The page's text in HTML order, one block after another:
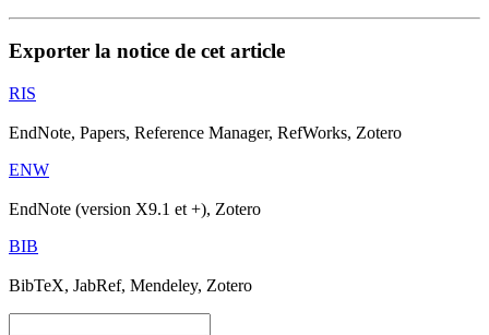
Exporter la notice de cet article
RIS
EndNote, Papers, Reference Manager, RefWorks, Zotero
ENW
EndNote (version X9.1 et +), Zotero
BIB
BibTeX, JabRef, Mendeley, Zotero